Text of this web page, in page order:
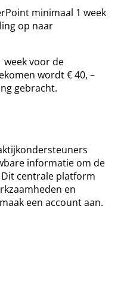
minimaal 1 week
op naar
week voor de
wordt € 40, –
gebracht.
informatie om de
centrale platform
en
een account aan.